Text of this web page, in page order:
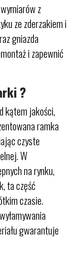
z
ze zderzakiem i
gniazda
i zapewnić
?
kątem jakości,
ramka
czyste
W
na rynku,
ta część
czasie.
gwarantuje